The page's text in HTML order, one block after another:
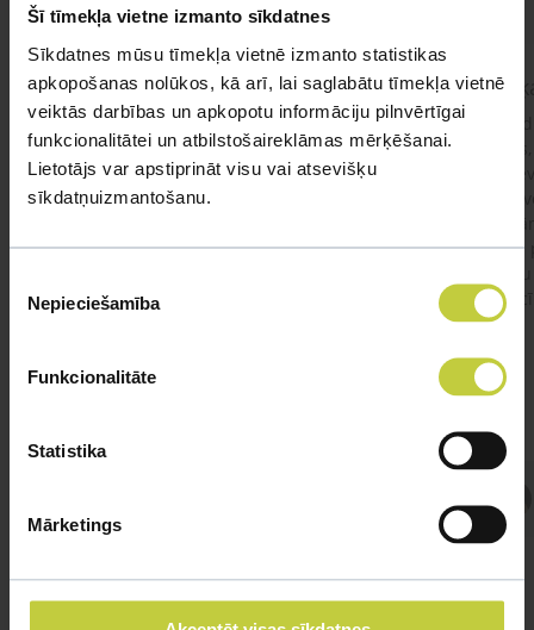
Šī tīmekļa vietne izmanto sīkdatnes
Sīkdatnes mūsu tīmekļa vietnē izmanto statistikas
apkopošanas nolūkos, kā arī, lai saglabātu tīmekļa vietnē
veiktās darbības un apkopotu informāciju pilnvērtīgai
funkcionalitātei un atbilstošaireklāmas mērķēšanai.
Lietotājs var apstiprināt visu vai atsevišķu
sīkdatņuizmantošanu.
izvēle
Nepieciešamība
Funkcionalitāte
Statistika
Mārketings
kaķis apēdis plēvi
Ja kaķim gadījies apēst plastiku ,ko ieklāj zem
garnelēm kārbiņās apakšā.Kādas sekas varētu
būt?Kā kaķis varētu reağēt...Ko darīt?
#kakis #apedis #plevi
Veterinārārsts
viņš